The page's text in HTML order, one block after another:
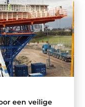
een veilige